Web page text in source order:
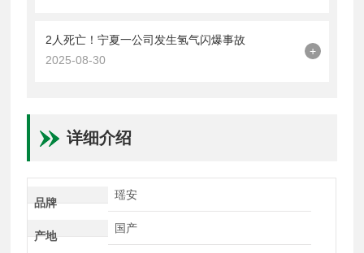
2人死亡！宁夏一公司发生氢气闪爆事故
2025-08-30
+
详细介绍
品牌
瑶安
产地
国产